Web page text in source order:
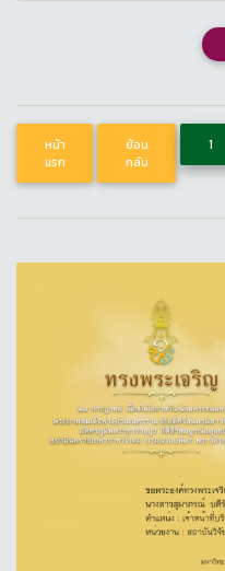
หน้า
แรก
ย้อน
กลับ
1